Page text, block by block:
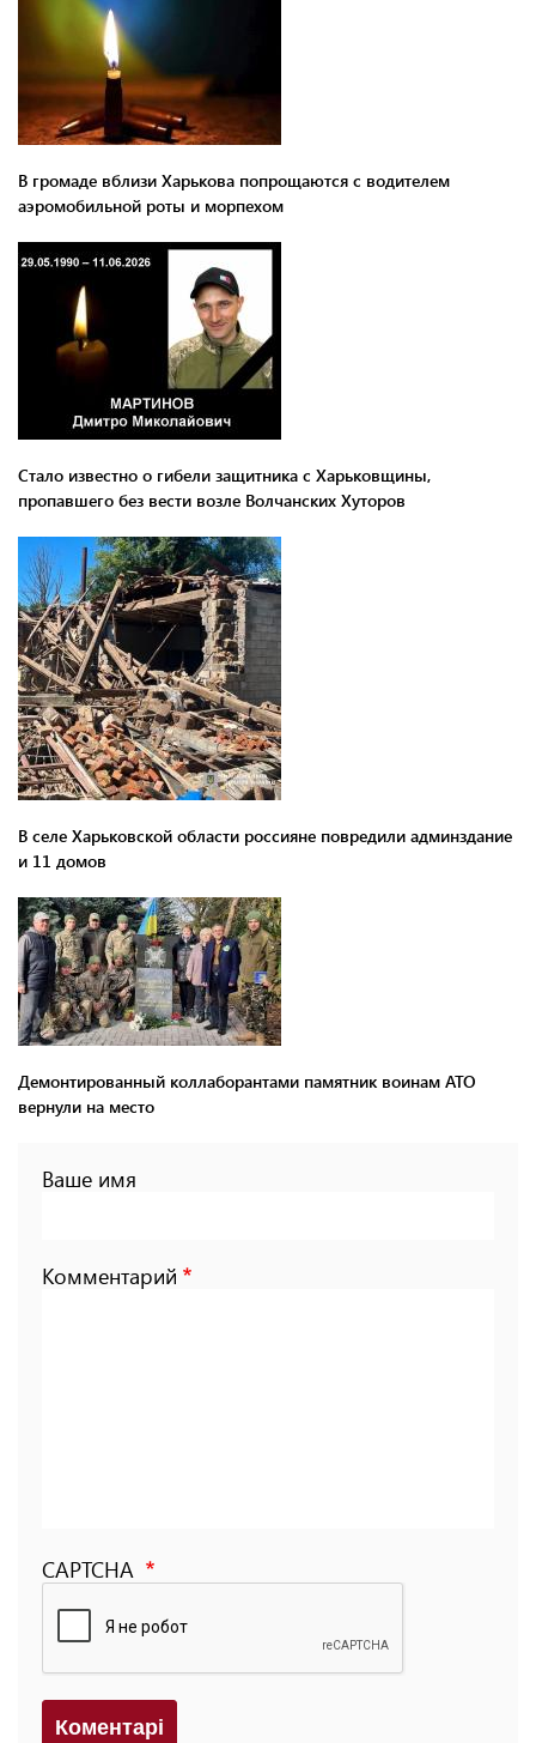
В громаде вблизи Харькова попрощаются с водителем
аэромобильной роты и морпехом
Стало известно о гибели защитника с Харьковщины,
пропавшего без вести возле Волчанских Хуторов
В селе Харьковской области россияне повредили админздание
и 11 домов
Демонтированный коллаборантами памятник воинам АТО
вернули на место
Ваше имя
Комментарий
CAPTCHA
Коментарi